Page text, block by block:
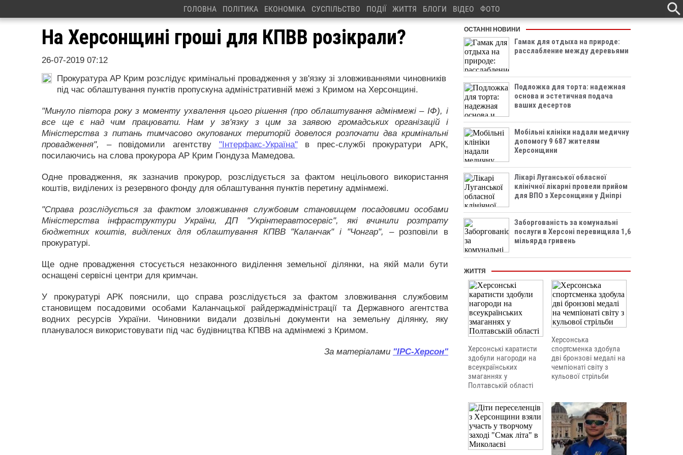
ГОЛОВНА ПОЛІТИКА ЕКОНОМІКА СУСПІЛЬСТВО ПОДІЇ ЖИТТЯ БЛОГИ ВІДЕО ФОТО
На Херсонщині гроші для КПВВ розікрали?
26-07-2019 07:12
Прокуратура АР Крим розслідує кримінальні провадження у зв'язку зі зловживаннями чиновників
під час облаштування пунктів пропускуна адміністративній межі з Кримом на Херсонщині.
"Минуло півтора року з моменту ухвалення цього рішення (про облаштування адмінмежі – ІФ), і
все ще є над чим працювати. Нам у зв'язку з цим за заявою громадських організацій і
Міністерства з питань тимчасово окупованих територій довелося розпочати два кримінальні
провадження",
– повідомили агентству "Інтерфакс-Україна"в прес-службі прокуратури АРК,
посилаючись на слова прокурора АР Крим Гюндуза Мамедова.
Одне провадження, як зазначив прокурор, розслідується за фактом нецільового використання
коштів, виділених із резервного фонду для облаштування пунктів перетину адмінмежі.
"Справа розслідується за фактом зловживання службовим становищем посадовими особами
Міністерства інфраструктури України, ДП "Укрінтеравтосервіс", які вчинили розтрату
бюджетних коштів, виділених для облаштування КПВВ "Каланчак" і "Чонгар", – розповіли в
прокуратурі.
Ще одне провадження стосується незаконного виділення земельної ділянки, на якій мали бути
оснащені сервісні центри для кримчан.
У прокуратурі АРК пояснили, що справа розслідується за фактом зловживання службовим
становищем посадовими особами Каланчацької райдержадміністрації та Державного агентства
водних ресурсів України. Чиновники видали дозвільні документи на земельну ділянку, яку
планувалося використовувати під час будівництва КПВВ на адмінмежі з Кримом.
За матеріалами "ІРС-Херсон"
ОСТАННІ НОВИНИ
Гамак для отдыха на природе:
расслабление между деревьями
Подложка для торта: надежная
основа и эстетичная подача
ваших десертов
Мобільні клініки надали медичну
допомогу 9 687 жителям
Херсонщини
Лікарі Луганської обласної
клінічної лікарні провели прийом
для ВПО з Херсонщини у Дніпрі
Заборгованість за комунальні
послуги в Херсоні перевищила 1,6
мільярда гривень
ЖИТТЯ
Херсонські каратисти
здобули нагороди на
всеукраїнських
змаганнях у
Полтавській області
Херсонська
спортсменка здобула
дві бронзові медалі на
чемпіонаті світу з
кульової стрільби